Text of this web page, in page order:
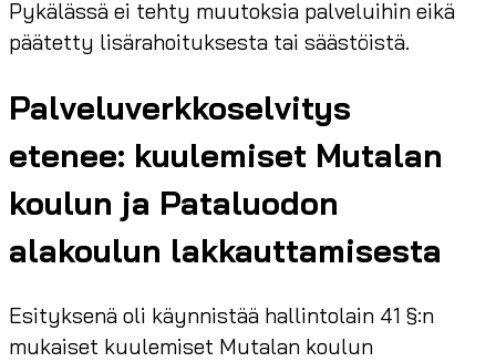
Pykälässä ei tehty muutoksia palveluihin eikä
päätetty lisärahoituksesta tai säästöistä.
Palveluverkkoselvitys
etenee: kuulemiset Mutalan
koulun ja Pataluodon
alakoulun lakkauttamisesta
Esityksenä oli käynnistää hallintolain 41 §:n
mukaiset kuulemiset Mutalan koulun